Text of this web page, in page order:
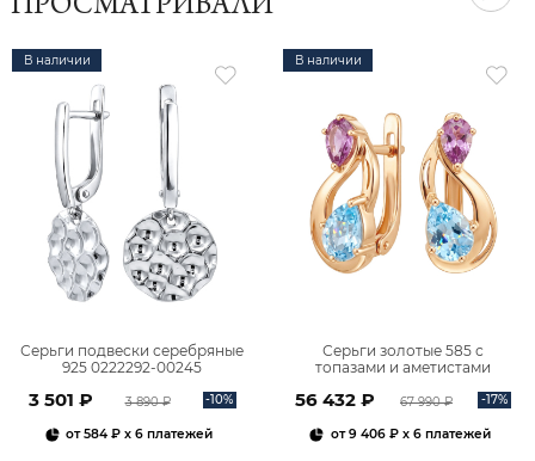
ПРОСМАТРИВАЛИ
В наличии
Серьги подвески серебряные
925 0222292-00245
3 501 ₽ 3 890 ₽ -10%
от584 ₽ x 6 платежей
В наличии
Серьги золотые 585 с
топазами и аметистами
56 432 ₽ 67 990 ₽ -17%
от9 406 ₽x 6 платежей